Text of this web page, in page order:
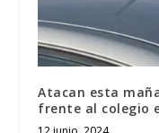
Atacan esta
frente al colegio